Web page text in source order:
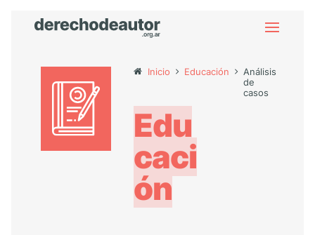
Inicio Educación
Análisis
de
casos
Edu
caci
ón